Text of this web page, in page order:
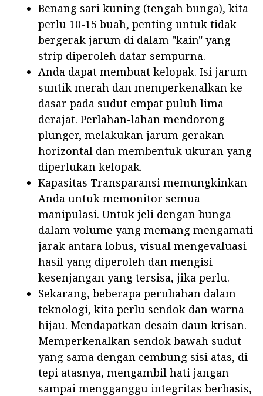
Benang sari kuning (tengah bunga), kita
perlu 10-15 buah, penting untuk tidak
bergerak jarum di dalam "kain" yang
strip diperoleh datar sempurna.
Anda dapat membuat kelopak. Isi jarum
suntik merah dan memperkenalkan ke
dasar pada sudut empat puluh lima
derajat. Perlahan-lahan mendorong
plunger, melakukan jarum gerakan
horizontal dan membentuk ukuran yang
diperlukan kelopak.
Kapasitas Transparansi memungkinkan
Anda untuk memonitor semua
manipulasi. Untuk jeli dengan bunga
dalam volume yang memang mengamati
jarak antara lobus, visual mengevaluasi
hasil yang diperoleh dan mengisi
kesenjangan yang tersisa, jika perlu.
Sekarang, beberapa perubahan dalam
teknologi, kita perlu sendok dan warna
hijau. Mendapatkan desain daun krisan.
Memperkenalkan sendok bawah sudut
yang sama dengan cembung sisi atas, di
tepi atasnya, mengambil hati jangan
sampai mengganggu integritas berbasis,